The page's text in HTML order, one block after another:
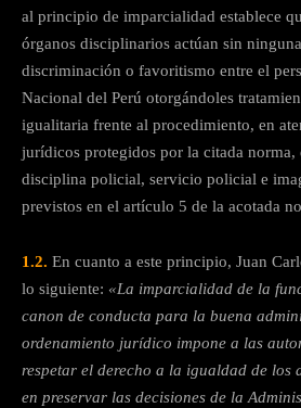
al principio de imparcialidad establece
órganos disciplinarios actúan sin
discriminación o favoritismo entre el
Nacional del Perú otorgándoles
igualitaria frente al procedimiento, en
jurídicos protegidos por la citada norma,
disciplina policial, servicio policial e
previstos en el artículo 5 de la acotada
1.2. En cuanto a este principio, Juan
lo siguiente: «La imparcialidad de la
canon de conducta para la buena
ordenamiento jurídico impone a las
respetar el derecho a la igualdad de los
en preservar las decisiones de la